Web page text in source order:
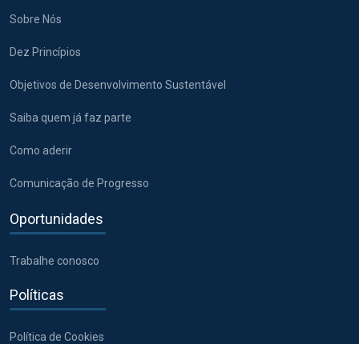
Sobre Nós
Dez Princípios
Objetivos de Desenvolvimento Sustentável
Saiba quem já faz parte
Como aderir
Comunicação de Progresso
Oportunidades
Trabalhe conosco
Políticas
Política de Cookies